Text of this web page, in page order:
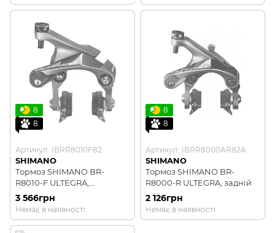
8
8
Артикул: IBRR8010F82
SHIMANO
Тормоз SHIMANO BR-
R8010-F ULTEGRA,
передній, прямий монтаж
3 566грн
Немає в наявності
8
8
Артикул: IBRR8000AR82A
SHIMANO
Тормоз SHIMANO BR-
R8000-R ULTEGRA, задній
2 126грн
Немає в наявності